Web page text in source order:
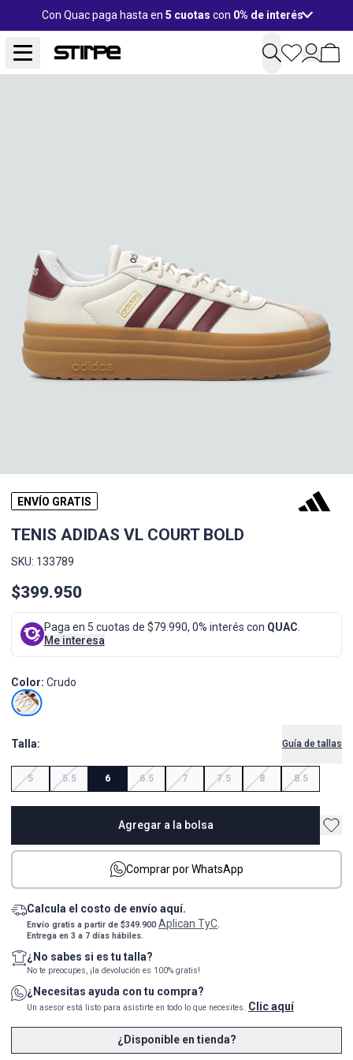
Con Quac paga hasta en 5 cuotas con 0% de interés
ENVÍO GRATIS
TENIS ADIDAS VL COURT BOLD
SKU: 133789
$399.950
Paga en 5 cuotas de $79.990, 0% interés con QUAC.
Me interesa
Color: Crudo
Talla: Guía de tallas
5 5.5 6 6.5 7 7.5 8 8.5
Agregar a la bolsa
Comprar por WhatsApp
Calcula el costo de envío aquí.
Envío gratis a partir de $349.900Aplican TyC.
Entrega en 3 a 7 días hábiles.
¿No sabes si es tu talla?
No te preocupes, ¡la devolución es 100% gratis!
¿Necesitas ayuda con tu compra?
Un asesor está listo para asistirte en todo lo que necesites. Clic aquí
¿Disponible en tienda?